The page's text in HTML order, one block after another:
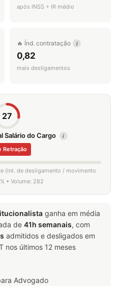
após INSS + IR médio
🔥 Índ. contratação i
0,82
mais desligamentos
27
Salário do Cargo i
Retração
(int. de desligamento / movimento
• Volume: 282
ganha em média
de 41h semanais, com
admitidos e desligados em
nos últimos 12 meses
Advogado